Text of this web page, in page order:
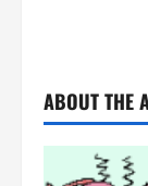
ABOUT THE